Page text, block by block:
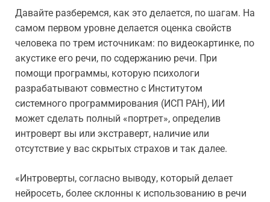
Давайте разберемся, как это делается, по шагам. На
самом первом уровне делается оценка свойств
человека по трем источникам: по видеокартинке, по
акустике его речи, по содержанию речи. При
помощи программы, которую психологи
разрабатывают совместно с Институтом
системного программирования (ИСП РАН), ИИ
может сделать полный «портрет», определив
интроверт вы или экстраверт, наличие или
отсутствие у вас скрытых страхов и так далее.
«Интроверты, согласно выводу, который делает
нейросеть, более склонны к использованию в речи